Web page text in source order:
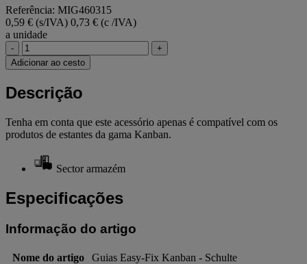
Referência: MIG460315
0,59 € (s/IVA) 0,73 € (c /IVA)
a unidade
-
+
Adicionar ao cesto
Descrição
Tenha em conta que este acessório apenas é compatível com os
produtos de estantes da gama Kanban.
Sector armazém
Especificações
Informação do artigo
Nome do artigo
Guias Easy-Fix Kanban - Schulte